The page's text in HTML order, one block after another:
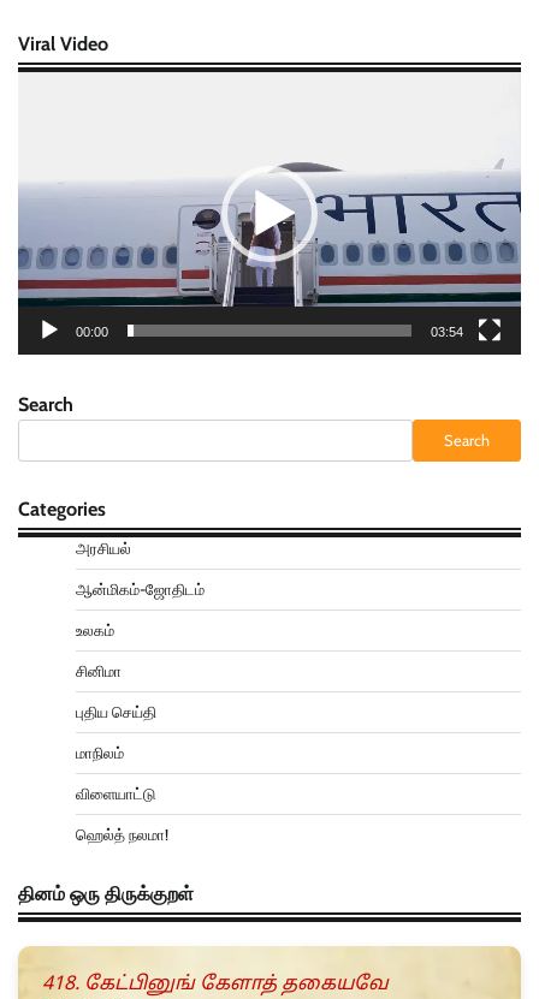
Viral Video
00:00 03:54
Search
Search
Categories
அரசியல்
ஆன்மிகம்-ஜோதிடம்
உலகம்
சினிமா
புதிய செய்தி
மாநிலம்
விளையாட்டு
ஹெல்த் நலமா!
தினம் ஒரு திருக்குறள்
418. கேட்பினுங் கேளாத் தகையவே